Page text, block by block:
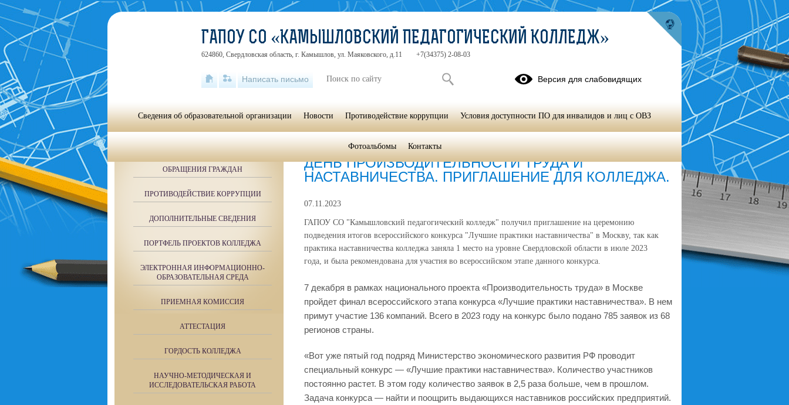
Новости
ДЕНЬ ПРОИЗВОДИТЕЛЬНОСТИ ТРУДА И
НАСТАВНИЧЕСТВА. ПРИГЛАШЕНИЕ ДЛЯ КОЛЛЕДЖА.
07.11.2023
ГАПОУ СО "Камышловский педагогический колледж" получил приглашение на церемонию
подведения итогов всероссийского конкурса "Лучшие практики наставничества" в Москву, так как
практика наставничества колледжа заняла 1 место на уровне Свердловской области в июле 2023
года, и была рекомендована для участия во всероссийском этапе данного конкурса.
7 декабря в рамках национального проекта «Производительность труда» в Москве
пройдет финал всероссийского этапа конкурса «Лучшие практики наставничества». В нем
примут участие 136 компаний. Всего в 2023 году на конкурс было подано 785 заявок из 68
регионов страны.
«Вот уже пятый год подряд Министерство экономического развития РФ проводит
специальный конкурс ― «Лучшие практики наставничества». Количество участников
постоянно растет. В этом году количество заявок в 2,5 раза больше, чем в прошлом.
Задача конкурса — найти и поощрить выдающихся наставников российских предприятий.
ОБРАЩЕНИЯ ГРАЖДАН
ПРОТИВОДЕЙСТВИЕ КОРРУПЦИИ
ДОПОЛНИТЕЛЬНЫЕ СВЕДЕНИЯ
ПОРТФЕЛЬ ПРОЕКТОВ КОЛЛЕДЖА
ЭЛЕКТРОННАЯ ИНФОРМАЦИОННО-
ОБРАЗОВАТЕЛЬНАЯ СРЕДА
ПРИЕМНАЯ КОМИССИЯ
АТТЕСТАЦИЯ
ГОРДОСТЬ КОЛЛЕДЖА
НАУЧНО-МЕТОДИЧЕСКАЯ И
ИССЛЕДОВАТЕЛЬСКАЯ РАБОТА
ГАПОУ СО «КАМЫШЛОВСКИЙ ПЕДАГОГИЧЕСКИЙ КОЛЛЕДЖ»
624860, Свердловская область, г. Камышлов, ул. Маяковского, д.11 +7(34375) 2-08-03
Написать письмо Версия для слабовидящих
Сведения об образовательной организации Новости Противодействие коррупции Условия доступности ПО для инвалидов и лиц с ОВЗ
Фотоальбомы Контакты